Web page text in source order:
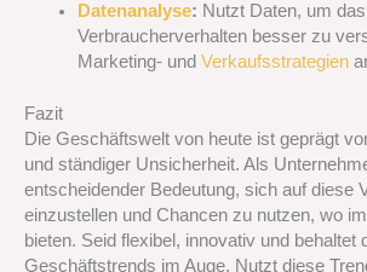
Datenanalyse: Nutzt Daten, um das
Verbraucherverhalten besser zu
Marketing- und Verkaufsstrategien
Fazit
Die Geschäftswelt von heute ist geprägt
und ständiger Unsicherheit. Als
entscheidender Bedeutung, sich auf diese
einzustellen und Chancen zu nutzen, wo
bieten. Seid flexibel, innovativ und behaltet
Geschäftstrends im Auge. Nutzt diese